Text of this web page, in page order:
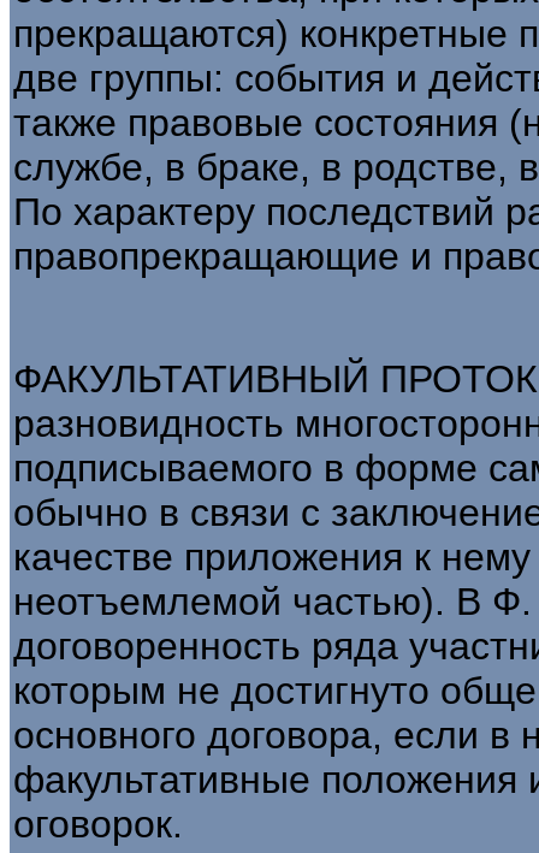
прекращаются) конкретные
две группы: события и
также правовые состояния
службе, в браке, в родстве,
По характеру последствий
правопрекращающие и
ФАКУЛЬТАТИВНЫЙ
разновидность
подписываемого в форме
обычно в связи с
качестве приложения к
неотъемлемой частью). В Ф.
договоренность ряда
которым не достигнуто
основного договора, если в
факультативные положения
оговорок.